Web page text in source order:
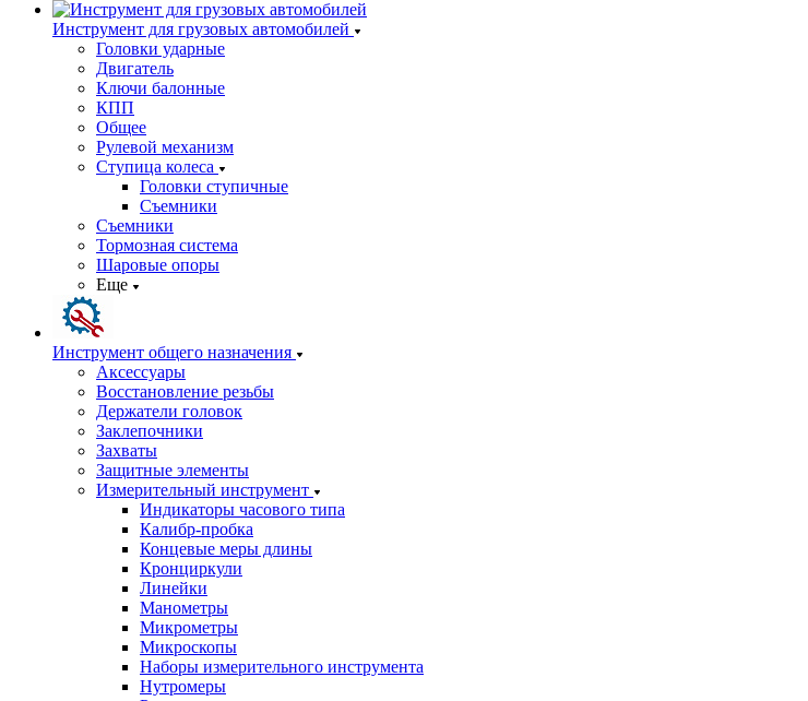
Инструмент для грузовых автомобилей
Головки ударные
Двигатель
Ключи балонные
КПП
Общее
Рулевой механизм
Ступица колеса
Головки ступичные
Съемники
Съемники
Тормозная система
Шаровые опоры
Еще
Инструмент общего назначения
Аксессуары
Восстановление резьбы
Держатели головок
Заклепочники
Захваты
Защитные элементы
Измерительный инструмент
Индикаторы часового типа
Калибр-пробка
Концевые меры длины
Кронциркули
Линейки
Манометры
Микрометры
Микроскопы
Наборы измерительного инструмента
Нутромеры